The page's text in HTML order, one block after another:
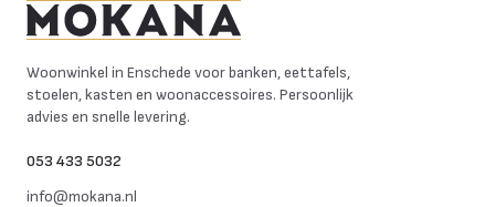
Woonwinkel in Enschede voor banken, eettafels,
stoelen, kasten en woonaccessoires. Persoonlijk
advies en snelle levering.
053 433 5032
info@mokana.nl